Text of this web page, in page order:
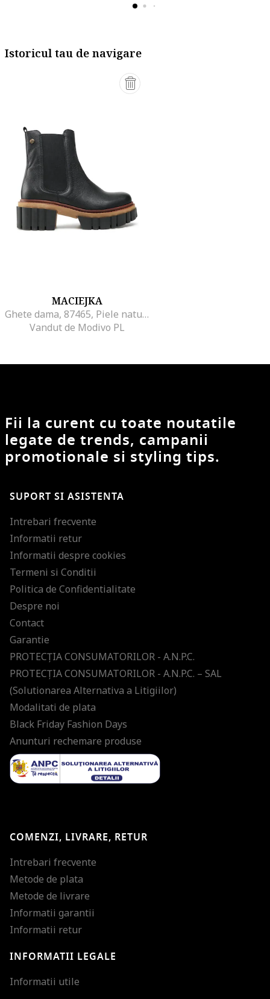
Istoricul tau de navigare
MACIEJKA
Ghete dama, 87465, Piele naturala, Negru
Vandut de Modivo PL
Fii la curent cu toate noutatile
legate de trends, campanii
promotionale si styling tips.
SUPORT SI ASISTENTA
Intrebari frecvente
Informatii retur
Informatii despre cookies
Termeni si Conditii
Politica de Confidentialitate
Despre noi
Contact
Garantie
PROTECŢIA CONSUMATORILOR - A.N.P.C.
PROTECŢIA CONSUMATORILOR - A.N.P.C. – SAL
(Solutionarea Alternativa a Litigiilor)
Modalitati de plata
Black Friday Fashion Days
Anunturi rechemare produse
COMENZI, LIVRARE, RETUR
Intrebari frecvente
Metode de plata
Metode de livrare
Informatii garantii
Informatii retur
INFORMATII LEGALE
Informatii utile